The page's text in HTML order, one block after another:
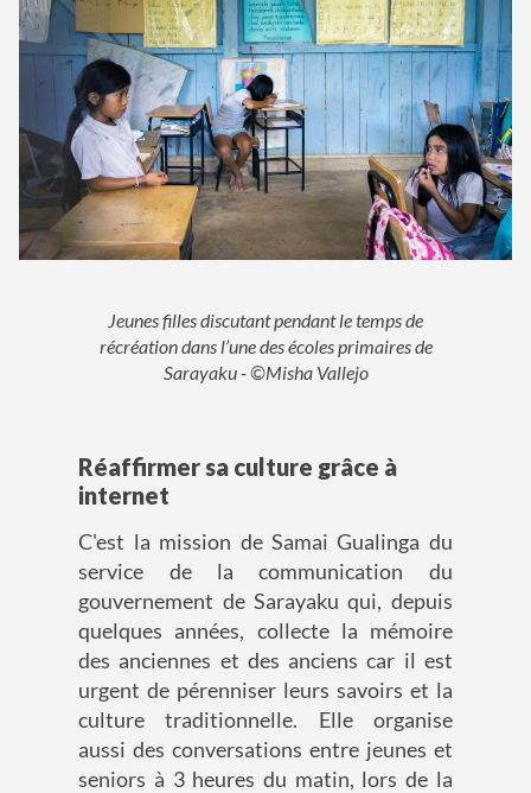
Jeunes filles discutant pendant le temps de
récréation dans l’une des écoles primaires de
Sarayaku - ©Misha Vallejo
Réaffirmer sa culture grâce à
internet
C'est la mission de Samai Gualinga du
service de la communication du
gouvernement de Sarayaku qui, depuis
quelques années, collecte la mémoire
des anciennes et des anciens car il est
urgent de pérenniser leurs savoirs et la
culture traditionnelle. Elle organise
aussi des conversations entre jeunes et
seniors à 3 heures du matin, lors de la